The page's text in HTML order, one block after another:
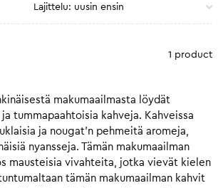
1 product
makumaailmasta löydät
ja tummapaahtoisia kahveja. Kahveissa
ja nougat’n pehmeitä aromeja,
nyansseja. Tämän makumaailman
mausteisia vivahteita, jotka vievät kielen
tämän makumaailman kahvit